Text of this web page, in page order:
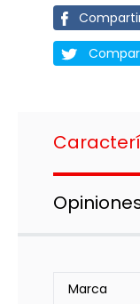
Marca